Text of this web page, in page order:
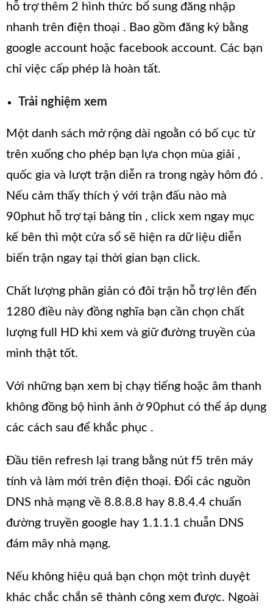
hỗ trợ thêm 2 hình thức bổ sung đăng nhập
nhanh trên điện thoại . Bao gồm đăng ký bằng
google account hoặc facebook account. Các bạn
chỉ việc cấp phép là hoàn tất.
Trải nghiệm xem
Một danh sách mở rộng dài ngoằn có bố cục từ
trên xuống cho phép bạn lựa chọn mùa giải ,
quốc gia và lượt trận diễn ra trong ngày hôm đó .
Nếu cảm thấy thích ý với trận đấu nào mà
90phut hỗ trợ tại bảng tin , click xem ngay mục
kế bên thì một cửa sổ sẽ hiện ra dữ liệu diễn
biến trận ngay tại thời gian bạn click.
Chất lượng phân giản có đôi trận hỗ trợ lên đến
1280 điều này đồng nghĩa bạn cần chọn chất
lượng full HD khi xem và giữ đường truyền của
mình thật tốt.
Với những bạn xem bị chạy tiếng hoặc âm thanh
không đồng bộ hình ảnh ở 90phut có thể áp dụng
các cách sau để khắc phục .
Đầu tiên refresh lại trang bằng nút f5 trên máy
tính và làm mới trên điện thoại. Đổi các nguồn
DNS nhà mạng về 8.8.8.8 hay 8.8.4.4 chuẩn
đường truyền google hay 1.1.1.1 chuẫn DNS
đám mây nhà mạng.
Nếu không hiệu quả bạn chọn một trình duyệt
khác chắc chắn sẽ thành công xem được. Ngoài